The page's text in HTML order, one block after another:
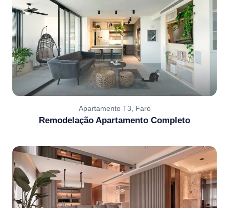
Apartamento T3, Faro
Remodelação Apartamento Completo